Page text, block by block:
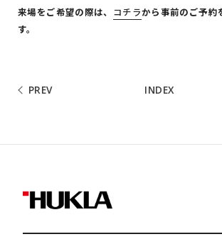
来場をご希望の際は、 コチラから事前のご予約
す。
PREV INDEX